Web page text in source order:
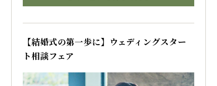
ウェディングをご提案。
える相談会です。
【結婚式の第一歩に】ウェディングスター
ト相談フェア